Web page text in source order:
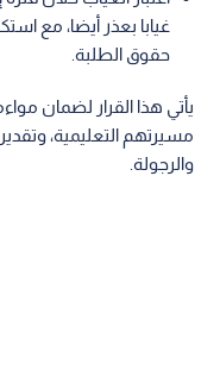
غيابا بعذر أيضا، مع
حقوق الطلبة.
يأتي هذا القرار لضمان
مسيرتهم التعليمية،
والرجولة.